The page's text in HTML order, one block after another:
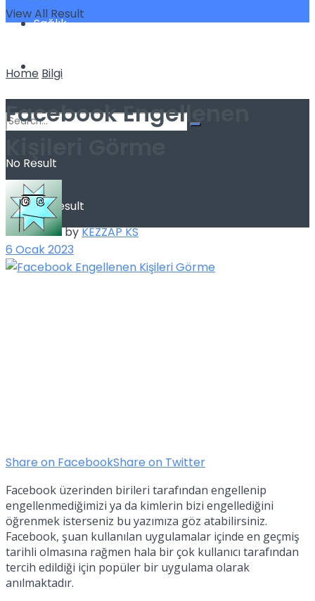
Sağlık
Spor
No Result
View All Result
View All Result
Home Bilgi
Facebook Engellenen
byKEZZAP KS
6 Ocak 2023
Share on FacebookShare on Twitter
Facebook üzerinden birileri tarafından engellenip
engellenmediğimizi ya da kimlerin bizi engellediğini
öğrenmek isterseniz bu yazımıza göz atabilirsiniz.
Facebook, şuan kullanılan uygulamalar içinde en geçmiş
tarihli olmasına rağmen hala bir çok kullanıcı tarafından
tercih edildiği için popüler bir uygulama olarak
anılmaktadır.